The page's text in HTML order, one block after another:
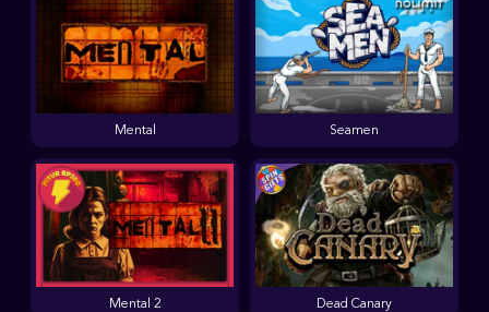
Seamen
Mental 2
Mental
Dead Canary